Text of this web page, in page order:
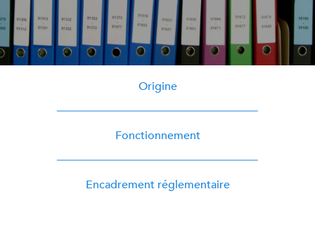
Origine
Fonctionnement
Encadrement réglementaire